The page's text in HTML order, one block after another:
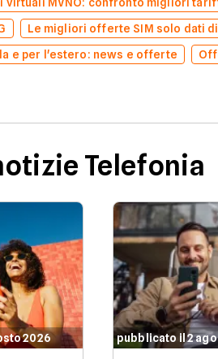
Le migliori offerte SIM solo dati
e per l'estero: news e offerte
Telefonia
2026 pubblicato il 2